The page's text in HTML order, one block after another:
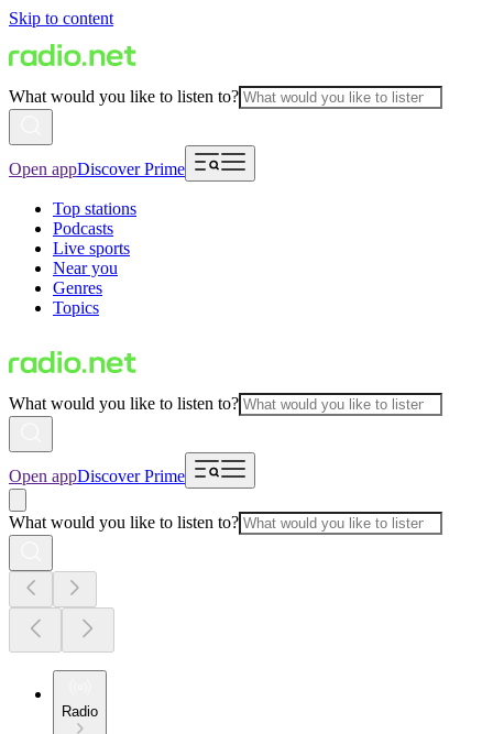
Skip to content
What would you like to listen to?
Open appDiscover Prime
Top stations
Podcasts
Live sports
Near you
Genres
Topics
What would you like to listen to?
Open appDiscover Prime
What would you like to listen to?
Radio